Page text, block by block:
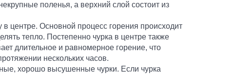
поленья, а верхний слой состоит из
в центре. Основной процесс горения происходит
тепло. Постепенно чурка в центре также
длительное и равномерное горение, что
нескольких часов.
хорошо высушенные чурки. Если чурка